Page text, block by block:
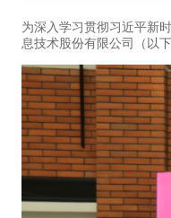
为深入学习贯彻习近平新
息技术股份有限公司（以